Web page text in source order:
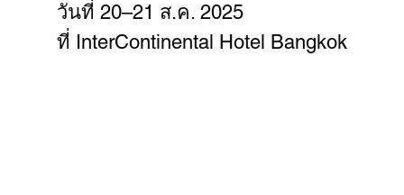
วันที่ 20–21 ส.ค. 2025
ที่ InterContinental Hotel Bangkok